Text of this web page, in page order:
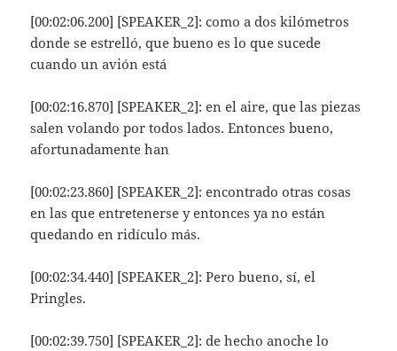
[00:02:06.200] [SPEAKER_2]: como a dos kilómetros
donde se estrelló, que bueno es lo que sucede
cuando un avión está
[00:02:16.870] [SPEAKER_2]: en el aire, que las piezas
salen volando por todos lados. Entonces bueno,
afortunadamente han
[00:02:23.860] [SPEAKER_2]: encontrado otras cosas
en las que entretenerse y entonces ya no están
quedando en ridículo más.
[00:02:34.440] [SPEAKER_2]: Pero bueno, sí, el
Pringles.
[00:02:39.750] [SPEAKER_2]: de hecho anoche lo